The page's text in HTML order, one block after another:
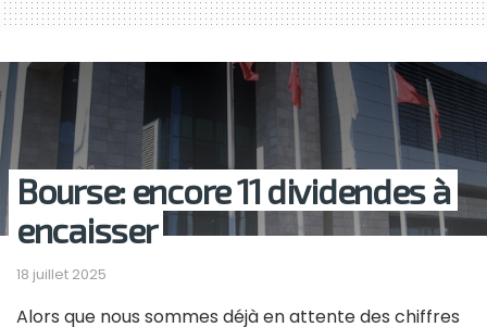
Bourse: encore 11 dividendes à
encaisser
18 juillet 2025
Alors que nous sommes déjà en attente des chiffres